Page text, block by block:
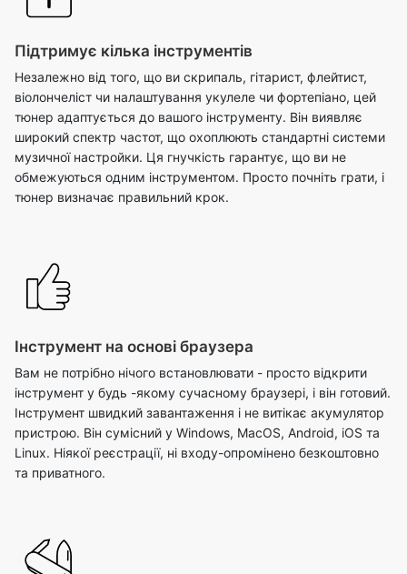
Підтримує кілька інструментів
Незалежно від того, що ви скрипаль, гітарист, флейтист,
віолончеліст чи налаштування укулеле чи фортепіано, цей
тюнер адаптується до вашого інструменту. Він виявляє
широкий спектр частот, що охоплюють стандартні системи
музичної настройки. Ця гнучкість гарантує, що ви не
обмежуються одним інструментом. Просто почніть грати, і
тюнер визначає правильний крок.
Інструмент на основі браузера
Вам не потрібно нічого встановлювати - просто відкрити
інструмент у будь -якому сучасному браузері, і він готовий.
Інструмент швидкий завантаження і не витікає акумулятор
пристрою. Він сумісний у Windows, MacOS, Android, iOS та
Linux. Ніякої реєстрації, ні входу-опромінено безкоштовно
та приватного.